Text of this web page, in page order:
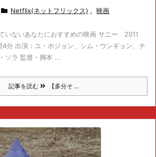
Netflix(ネットフリックス) , 映画
いないあなたにおすすめの映画 サニー 2011
出演：ユ・ホジョン、シム・ウンギョン、チ
ソラ 監督・脚本 ...
記事を読む 【多分そ ...